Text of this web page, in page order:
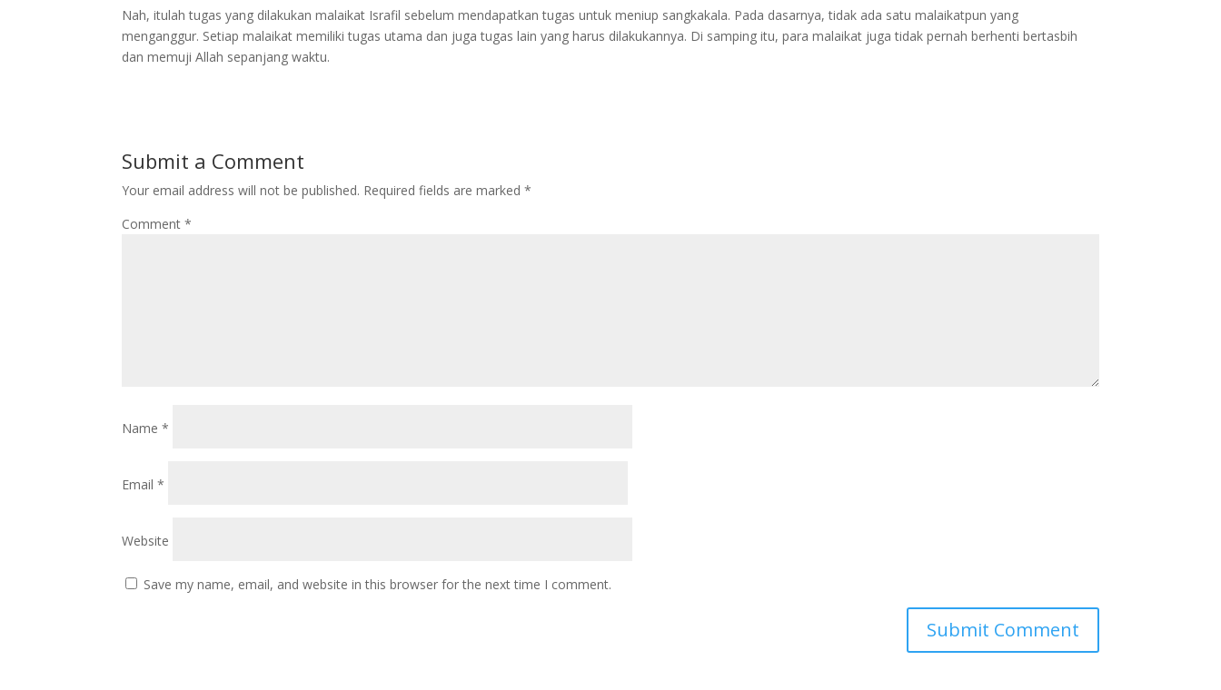
Nah, itulah tugas yang dilakukan malaikat Israfil sebelum mendapatkan tugas untuk meniup sangkakala. Pada dasarnya, tidak ada satu malaikatpun yang
menganggur. Setiap malaikat memiliki tugas utama dan juga tugas lain yang harus dilakukannya. Di samping itu, para malaikat juga tidak pernah berhenti bertasbih
dan memuji Allah sepanjang waktu.
Submit a Comment
Your email address will not be published. Required fields are marked*
Comment*
Name*
Email*
Website
Save my name, email, and website in this browser for the next time I comment.